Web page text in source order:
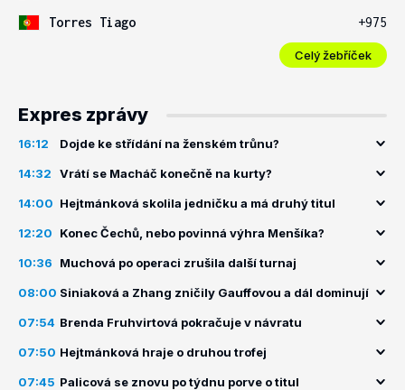
Torres Tiago
+975
Celý žebříček
Expres zprávy
16:12 Dojde ke střídání na ženském trůnu?
14:32 Vrátí se Macháč konečně na kurty?
14:00 Hejtmánková skolila jedničku a má druhý titul
12:20 Konec Čechů, nebo povinná výhra Menšíka?
10:36 Muchová po operaci zrušila další turnaj
08:00 Siniaková a Zhang zničily Gauffovou a dál dominují
07:54 Brenda Fruhvirtová pokračuje v návratu
07:50 Hejtmánková hraje o druhou trofej
07:45 Palicová se znovu po týdnu porve o titul